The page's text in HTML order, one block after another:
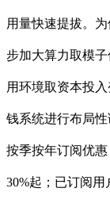
用量快速提拔。
步加大算力取模
用环境取资本投
钱系统进行布局
按季按年订阅优
30%起；已订阅用